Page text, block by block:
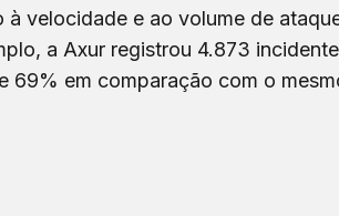
à velocidade e ao volume de
a Axur registrou 4.873
69% em comparação com o